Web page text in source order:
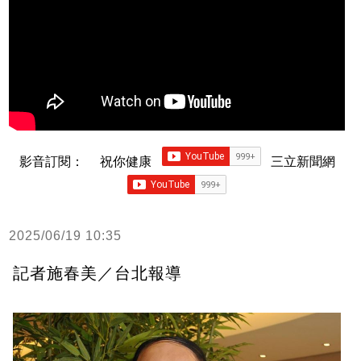
影音訂閱： 祝你健康 三立新聞網
2025/06/19 10:35
記者施春美／台北報導